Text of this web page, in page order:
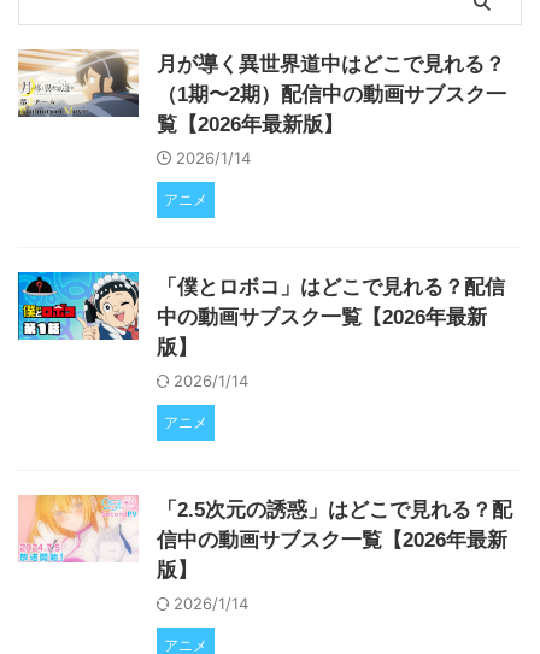
月が導く異世界道中はどこで見れる？
（1期〜2期）配信中の動画サブスク一
覧【2026年最新版】
2026/1/14
アニメ
「僕とロボコ」はどこで見れる？配信
中の動画サブスク一覧【2026年最新
版】
2026/1/14
アニメ
「2.5次元の誘惑」はどこで見れる？配
信中の動画サブスク一覧【2026年最新
版】
2026/1/14
アニメ